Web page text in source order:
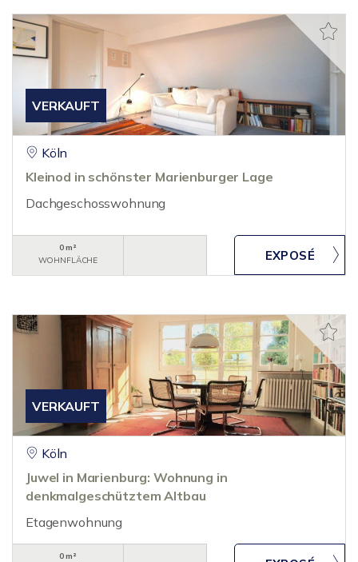
VERKAUFT
Köln
Kleinod in schönster Marienburger Lage
Dachgeschosswohnung
0 m²
WOHNFLÄCHE
VERKAUFT
Köln
Juwel in Marienburg: Wohnung in
denkmalgeschütztem Altbau
Etagenwohnung
0 m²